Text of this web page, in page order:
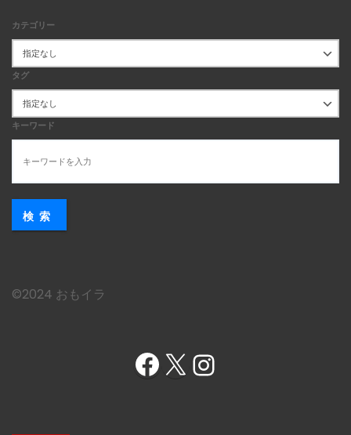
カテゴリー
タグ
キーワード
検索
©︎2024 おもイラ
Facebook X Instagram